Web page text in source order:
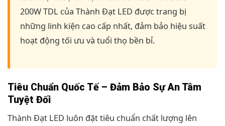
200W TDL của Thành Đạt LED được trang bị
những linh kiện cao cấp nhất, đảm bảo hiệu suất
hoạt động tối ưu và tuổi thọ bền bỉ.
Tiêu Chuẩn Quốc Tế – Đảm Bảo Sự An Tâm
Tuyệt Đối
Thành Đạt LED luôn đặt tiêu chuẩn chất lượng lên